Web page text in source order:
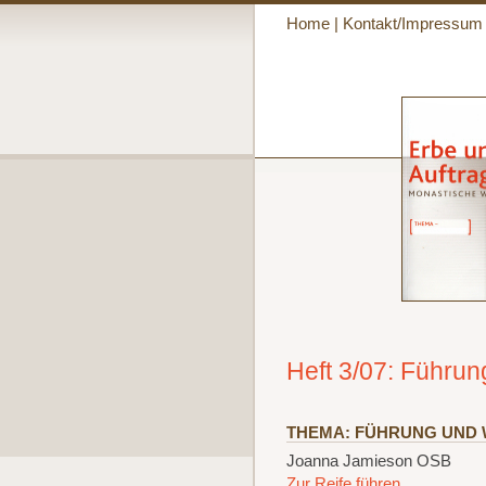
Home| Kontakt/Impressum
Heft 3/07:
THEMA: FÜHRUNG UND
Joanna Jamieson OSB